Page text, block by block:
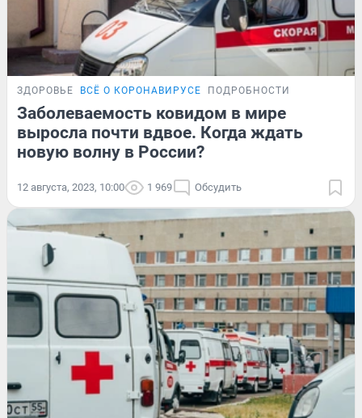
ЗДОРОВЬЕ ВСЁ О КОРОНАВИРУСЕ ПОДРОБНОСТИ
Заболеваемость ковидом в мире
выросла почти вдвое. Когда ждать
новую волну в России?
12 августа, 2023, 10:00 1 969 Обсудить